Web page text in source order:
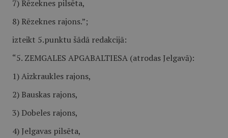
7) Rēzeknes pilsēta,
8) Rēzeknes rajons.”;
izteikt 5.punktu šādā redakcijā:
“5. ZEMGALES APGABALTIESA (atrodas Jelgavā):
1) Aizkraukles rajons,
2) Bauskas rajons,
3) Dobeles rajons,
4) Jelgavas pilsēta,